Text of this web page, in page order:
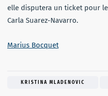
elle disputera un ticket pour
Carla Suarez-Navarro.
Marius Bocquet
KRISTINA MLADENOVIC